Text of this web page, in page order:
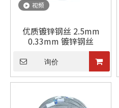
视频
优质镀锌钢丝 2.5mm
0.33mm 镀锌钢丝
询价